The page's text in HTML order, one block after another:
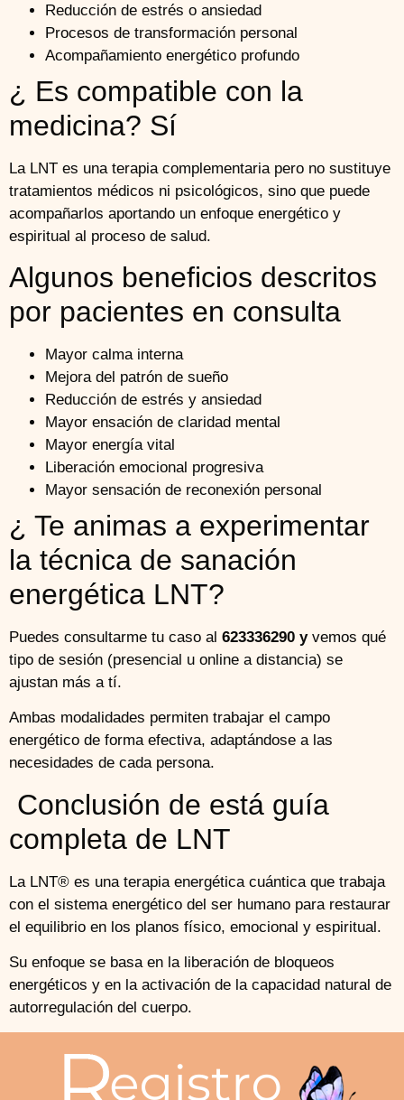
Reducción de estrés o ansiedad
Procesos de transformación personal
Acompañamiento energético profundo
¿ Es compatible con la
medicina? Sí
La LNT es una terapia complementaria pero no sustituye
tratamientos médicos ni psicológicos, sino que puede
acompañarlos aportando un enfoque energético y
espiritual al proceso de salud.
Algunos beneficios descritos
por pacientes en consulta
Mayor calma interna
Mejora del patrón de sueño
Reducción de estrés y ansiedad
Mayor ensación de claridad mental
Mayor energía vital
Liberación emocional progresiva
Mayor sensación de reconexión personal
¿ Te animas a experimentar
la técnica de sanación
energética LNT?
Puedes consultarme tu caso al 623336290 yvemos qué
tipo de sesión (presencial u online a distancia) se
ajustan más a tí.
Ambas modalidades permiten trabajar el campo
energético de forma efectiva, adaptándose a las
necesidades de cada persona.
Conclusión de está guía
completa de LNT
La LNT® es una terapia energética cuántica que trabaja
con el sistema energético del ser humano para restaurar
el equilibrio en los planos físico, emocional y espiritual.
Su enfoque se basa en la liberación de bloqueos
energéticos y en la activación de la capacidad natural de
autorregulación del cuerpo.